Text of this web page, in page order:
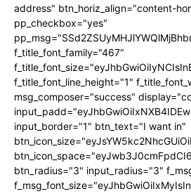
address" btn_horiz_align="content-
pp_checkbox="yes"
f_title_font_family="467"
f_title_font_line_height="1"
msg_composer="success"
input_border="1" btn_text="I want in"
btn_radius="3" input_radius="3"